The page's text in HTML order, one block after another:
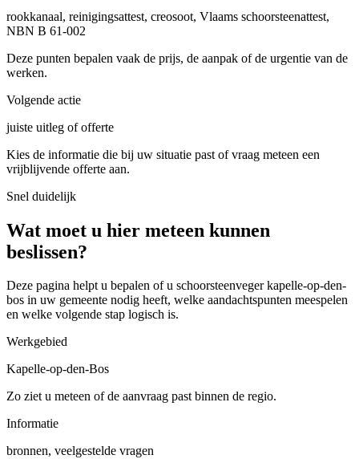
rookkanaal, reinigingsattest, creosoot, Vlaams schoorsteenattest,
NBN B 61-002
Deze punten bepalen vaak de prijs, de aanpak of de urgentie van de
werken.
Volgende actie
juiste uitleg of offerte
Kies de informatie die bij uw situatie past of vraag meteen een
vrijblijvende offerte aan.
Snel duidelijk
Wat moet u hier meteen kunnen
beslissen?
Deze pagina helpt u bepalen of u schoorsteenveger kapelle-op-den-
bos in uw gemeente nodig heeft, welke aandachtspunten meespelen
en welke volgende stap logisch is.
Werkgebied
Kapelle-op-den-Bos
Zo ziet u meteen of de aanvraag past binnen de regio.
Informatie
bronnen, veelgestelde vragen